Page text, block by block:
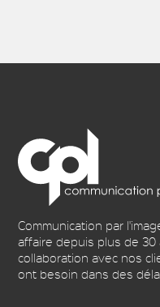
Communication par
affaire depuis plus de
collaboration avec nos
ont besoin dans des